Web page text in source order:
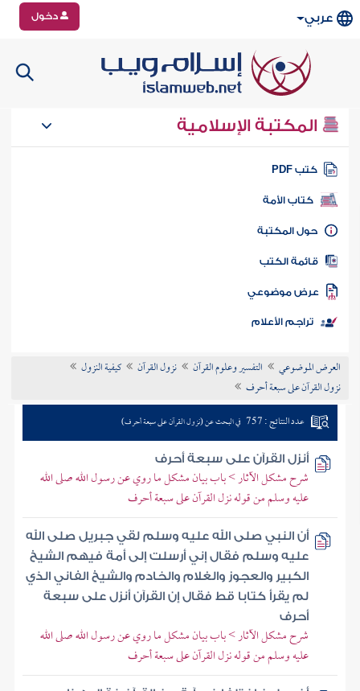
عربي دخول
المكتبة الإسلامية
كتب PDF
كتاب الأمة
المكتبة
الكتب
موضوعي
تراجم الأعلام
العرض الموضوعي التفسير وعلوم القرآن نزول القرآن
كيفية النزول
نزول القرآن على سبعة أحرف
عدد النتائج : 757 في البحث عن (نزول القرآن على سبعة أحرف)
أنزل القرآن على سبعة أحرف
شرح مشكل الآثار > باب بيان مشكل ما روي عن رسول الله صلى الله
عليه وسلم من قوله نزل القرآن على سبعة أحرف
أن النبي صلى الله عليه وسلم لقي جبريل صلى الله
عليه وسلم فقال إني أرسلت إلى أمة فيهم الشيخ
الكبير والعجوز والغلام والخادم والشيخ الفاني الذي
لم يقرأ كتابا قط فقال إن القرآن أنزل على سبعة
أحرف
شرح مشكل الآثار > باب بيان مشكل ما روي عن رسول الله صلى الله
عليه وسلم من قوله نزل القرآن على سبعة أحرف